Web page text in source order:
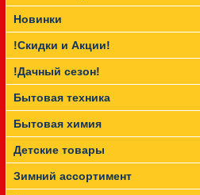
Прайс-лист
Новинки
!Скидки и Акции!
!Дачный сезон!
Бытовая техника
Бытовая химия
Детские товары
Зимний ассортимент